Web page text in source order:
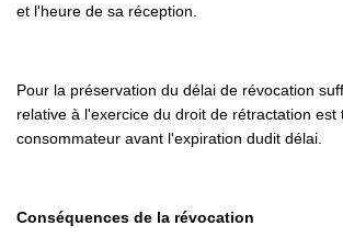
et l'heure de sa réception.
Pour la préservation du délai de révocation
relative à l'exercice du droit de rétractation est
consommateur avant l'expiration dudit délai.
Conséquences de la révocation